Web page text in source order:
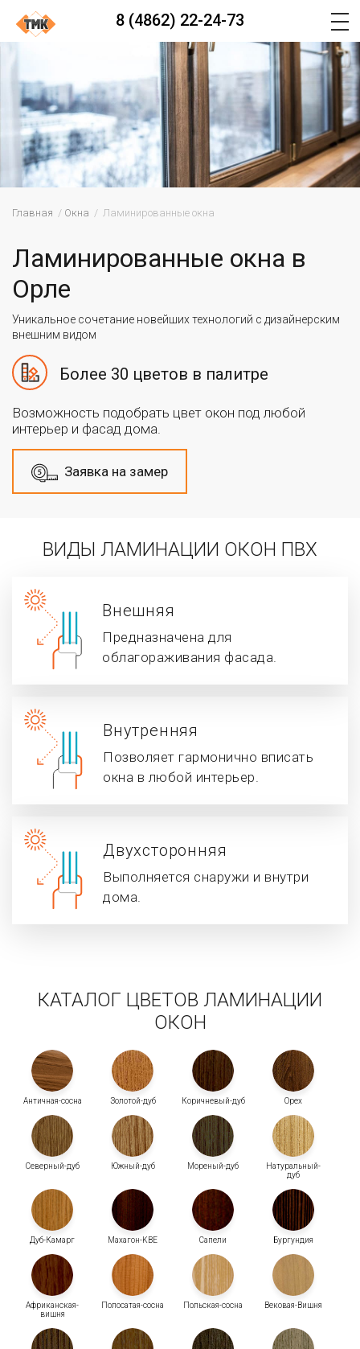
8 (4862) 22-24-73
Главная Окна Ламинированные окна
Ламинированные окна в
Орле
Уникальное сочетание новейших технологий с дизайнерским
внешним видом
Более 30 цветов в палитре
Возможность подобрать цвет окон под любой
интерьер и фасад дома.
Заявка на замер
ВИДЫ ЛАМИНАЦИИ ОКОН ПВХ
Внешняя
Предназначена для
облагораживания фасада.
Внутренняя
Позволяет гармонично вписать
окна в любой интерьер.
Двухсторонняя
Выполняется снаружи и внутри
дома.
КАТАЛОГ ЦВЕТОВ ЛАМИНАЦИИ
ОКОН
Античная-сосна Золотой-дуб Коричневый-дуб Орех
Северный-дуб Южный-дуб Мореный-дуб
Натуральный-
дуб
Дуб-Камарг Махагон-KBE Сапели Бургундия
Африканская-
вишня
Полосатая-сосна Польская-сосна Вековая-Вишня